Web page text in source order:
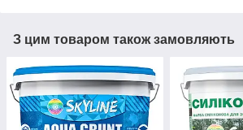
З цим товаром також замовляють